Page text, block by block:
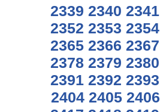
2339 2340 2341
2352 2353 2354
2365 2366 2367
2378 2379 2380
2391 2392 2393
2404 2405 2406